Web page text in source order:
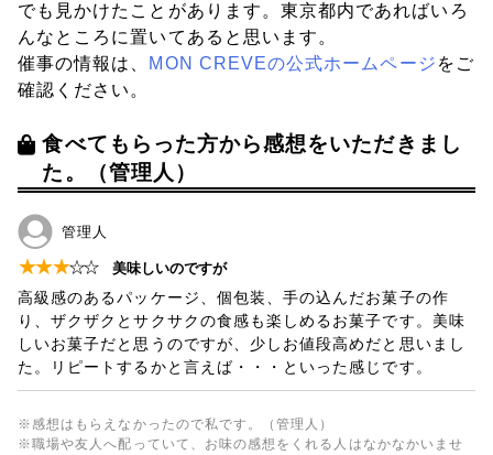
でも見かけたことがあります。東京都内であればいろ
んなところに置いてあると思います。
催事の情報は、 MON CREVEの公式ホームページ をご
確認ください。
食べてもらった方から感想をいただきまし
た。（管理人）
管理人
★★★☆☆ 美味しいのですが
高級感のあるパッケージ、個包装、手の込んだお菓子の作
り、ザクザクとサクサクの食感も楽しめるお菓子です。美味
しいお菓子だと思うのですが、少しお値段高めだと思いまし
た。リピートするかと言えば・・・といった感じです。
※感想はもらえなかったので私です。（管理人）
※職場や友人へ配っていて、お味の感想をくれる人はなかなかいませ